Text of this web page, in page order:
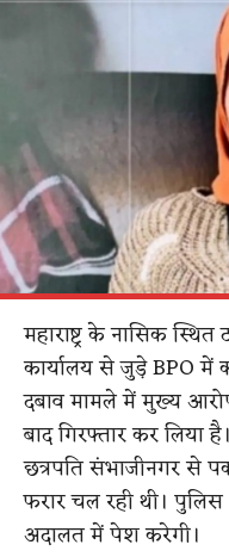
महाराष्ट्र के नासिक
कार्यालय से जुड़े BPO में
दबाव मामले में मुख्य
बाद गिरफ्तार कर लिया
छत्रपति संभाजीनगर से
फरार चल रही थी।
अदालत में पेश करेगी।